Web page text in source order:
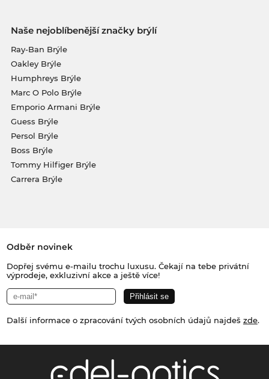
Naše nejoblíbenější značky brýlí
Ray-Ban Brýle
Oakley Brýle
Humphreys Brýle
Marc O Polo Brýle
Emporio Armani Brýle
Guess Brýle
Persol Brýle
Boss Brýle
Tommy Hilfiger Brýle
Carrera Brýle
Odběr novinek
Dopřej svému e-mailu trochu luxusu. Čekají na tebe privátní
výprodeje, exkluzivní akce a ještě více!
Další informace o zpracování tvých osobních údajů najdeš zde.